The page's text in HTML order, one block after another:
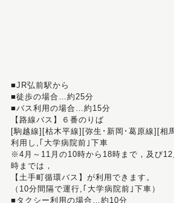
■JR弘前駅から
■徒歩の場合…約25分
■バス利用の場合…約15分
【路線バス】６番のりば
[駒越線][枯木平線][弥生･新岡･葛原線][相
利用し,｢大学病院前｣下車
※4月～11月の10時から18時まで，及び
時までは，
【土手町循環バス】が利用できます。
（10分間隔で運行,｢大学病院前｣下車）
■タクシー利用の場合…約10分